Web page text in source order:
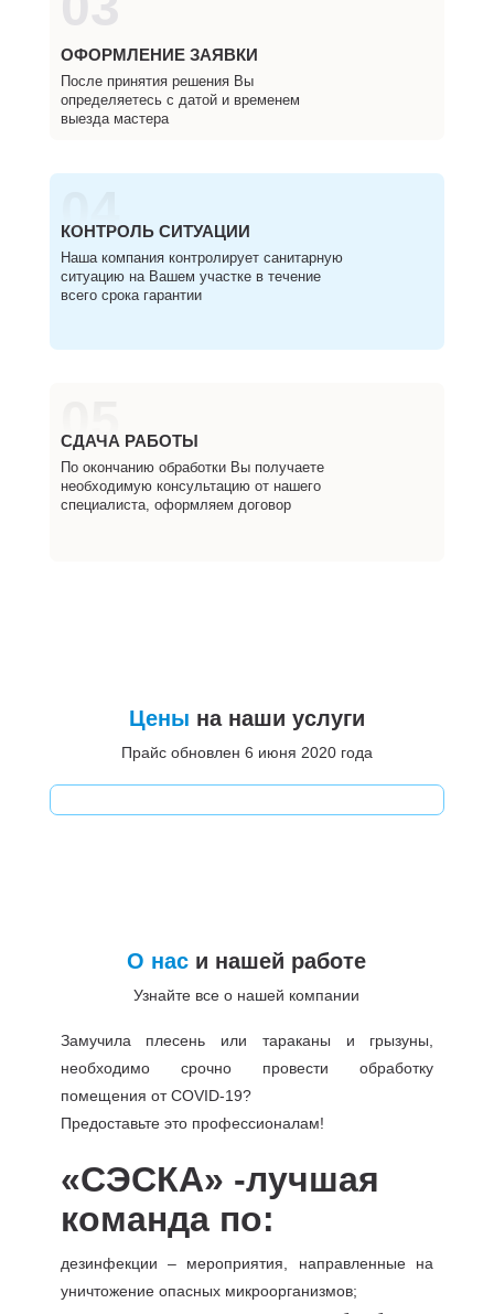
ОФОРМЛЕНИЕ ЗАЯВКИ
После принятия решения Вы
определяетесь с датой и временем
выезда мастера
04
КОНТРОЛЬ СИТУАЦИИ
Наша компания контролирует санитарную
ситуацию на Вашем участке в течение
всего срока гарантии
05
СДАЧА РАБОТЫ
По окончанию обработки Вы получаете
необходимую консультацию от нашего
специалиста, оформляем договор
Цены на наши услуги
Прайс обновлен 6 июня 2020 года
О нас и нашей работе
Узнайте все о нашей компании
Замучила плесень или тараканы и грызуны,
необходимо срочно провести обработку
помещения от COVID-19?
Предоставьте это профессионалам!
«СЭСКА» -лучшая
команда по:
дезинфекции – мероприятия, направленные на
уничтожение опасных микроорганизмов;